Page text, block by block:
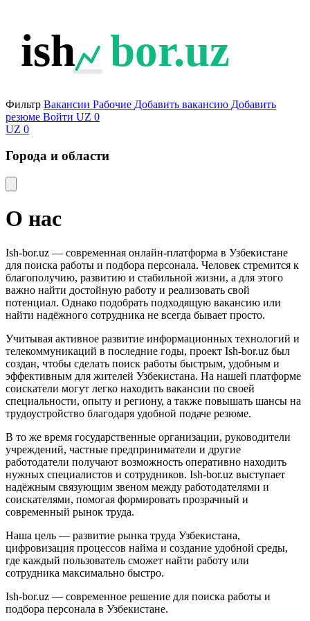
ish bor.uz
Фильтр Вакансии Рабочие Добавить вакансию Добавить
резюме Войти UZ 0
UZ 0
Города и области
О нас
Ish-bor.uz — современная онлайн-платформа в Узбекистане
для поиска работы и подбора персонала. Человек стремится к
благополучию, развитию и стабильной жизни, а для этого
важно найти достойную работу и реализовать свой
потенциал. Однако подобрать подходящую вакансию или
найти надёжного сотрудника не всегда бывает просто.
Учитывая активное развитие информационных технологий и
телекоммуникаций в последние годы, проект Ish-bor.uz был
создан, чтобы сделать поиск работы быстрым, удобным и
эффективным для жителей Узбекистана. На нашей платформе
соискатели могут легко находить вакансии по своей
специальности, опыту и региону, а также повышать шансы на
трудоустройство благодаря удобной подаче резюме.
В то же время государственные организации, руководители
учреждений, частные предприниматели и другие
работодатели получают возможность оперативно находить
нужных специалистов и сотрудников. Ish-bor.uz выступает
надёжным связующим звеном между работодателями и
соискателями, помогая формировать прозрачный и
современный рынок труда.
Наша цель — развитие рынка труда Узбекистана,
цифровизация процессов найма и создание удобной среды,
где каждый пользователь сможет найти работу или
сотрудника максимально быстро.
Ish-bor.uz — современное решение для поиска работы и
подбора персонала в Узбекистане.